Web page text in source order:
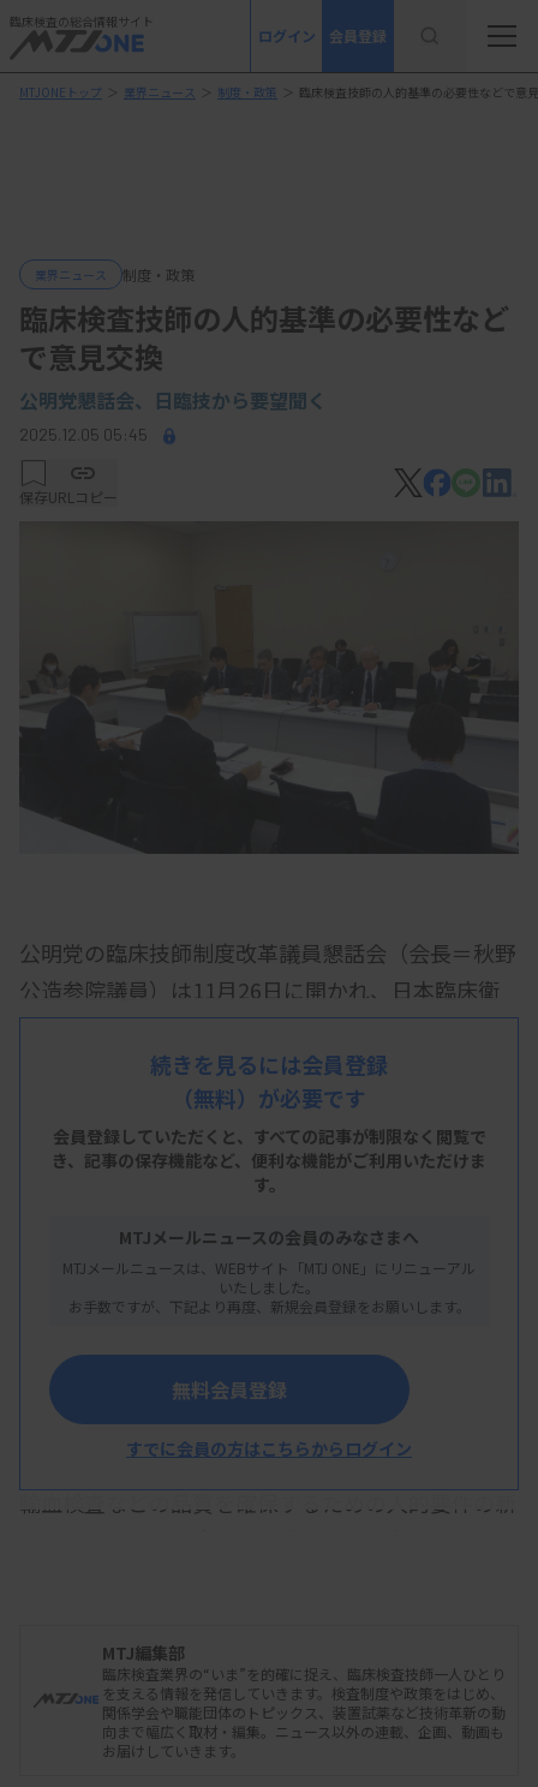
臨床検査の総合情報サイト
ログイン 会員登録
MTJONEトップ ＞ 業界ニュース ＞ 制度・政策 ＞ 臨床検査技師の人的基準の必要性などで意
業界ニュース 制度・政策
臨床検査技師の人的基準の必要性など
で意見交換
公明党懇話会、日臨技から要望聞く
2025.12.05 05:45
保存URLコピー
公明党の臨床技師制度改革議員懇話会（会長＝秋野
公造参院議員）は11月26日に開かれ、日本臨床衛
生検査技師会から予算・税制改正の要望を聞き取
り、意見交換した。秋野氏は、検体検査の品質を確
保するため、専門的知識・技能を有する臨床検査技
師の人的要件を診療報酬の基準にすることに言及
し、日臨技側も賛同した。
日臨技の要望は、▽診療報酬による医療機関・医療
職種の処遇改善▽検体検査の品質・精度確保―の大
きく2点。具体的には、内部・外部精度管理を地域
理調査の司令塔となるセンターを設置することなど
を求めている。
議員との意見交換で論点になった一つが、細胞診や
輸血検査などの品質を確保するための人的要件の新
たいなものを目指すということではどうか」などと
応じた。他に、遺伝子検査の精度管理を巡っても意
見交換した。
続きを見るには会員登録
（無料）が必要です
会員登録していただくと、すべての記事が制限なく閲覧で
き、 記事の保存機能など、便利な機能がご利用いただけま
す。
MTJメールニュースの会員のみなさまへ
MTJメールニュースは、WEBサイト「MTJ ONE」にリニューアル
いたしました。
お手数ですが、下記より再度、新規会員登録をお願いします。
無料会員登録
すでに会員の方はこちらからログイン
MTJ編集部
臨床検査業界の“いま”を的確に捉え、臨床検査技師一人ひとり
を支える情報を発信していきます。検査制度や政策をはじめ、
関係学会や職能団体のトピックス、装置試薬など技術革新の動
向まで幅広く取材・編集。ニュース以外の連載、企画、動画も
お届けしていきます。